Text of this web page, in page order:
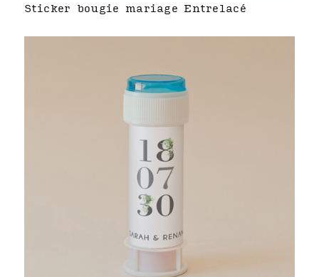
Sticker bougie mariage Entrelacé